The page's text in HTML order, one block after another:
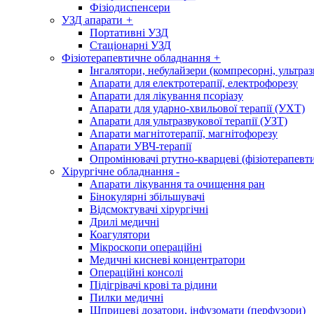
Фізіодиспенсери
УЗД апарати +
Портативні УЗД
Стаціонарні УЗД
Фізіотерапевтичне обладнання +
Інгалятори, небулайзери (компресорні,
Апарати для електротерапії, електрофорезу
Апарати для лікування псоріазу
Апарати для ударно-хвильової терапії (УХТ)
Апарати для ультразвукової терапії (УЗТ)
Апарати магнітотерапії, магнітофорезу
Апарати УВЧ-терапії
Опромінювачі ртутно-кварцеві
Хірургічне обладнання -
Апарати лікування та очищення ран
Бінокулярні збільшувачі
Відсмоктувачі хірургічні
Дрилі медичні
Коагулятори
Мікроскопи операційні
Медичні кисневі концентратори
Операційні консолі
Підігрівачі крові та рідини
Пилки медичні
Шприцеві дозатори, інфузомати (перфузори)